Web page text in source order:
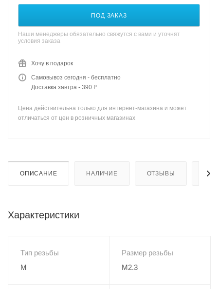
ПОД ЗАКАЗ
Наши менеджеры обязательно свяжутся с вами и уточнят
условия заказа
Хочу в подарок
Самовывоз сегодня - бесплатно
Доставка завтра - 390 ₽
Цена действительна только для интернет-магазина и может
отличаться от цен в розничных магазинах
ОПИСАНИЕ НАЛИЧИЕ ОТЗЫВЫ
Характеристики
Тип резьбы
M
Размер резьбы
M2.3